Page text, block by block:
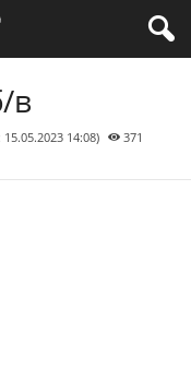
в
14:08)
371